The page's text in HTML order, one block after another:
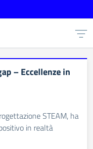
– Eccellenze in
STEAM, ha
in realtà